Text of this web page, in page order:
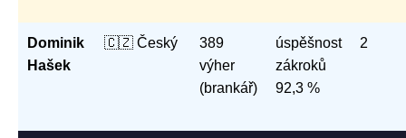
Dominik
Hašek
🇨🇿 Český
389
výher
(brankář)
úspěšnost
zákroků
92,3 %
2